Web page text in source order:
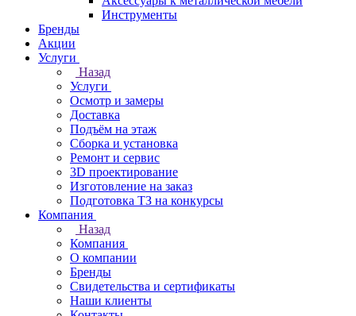
Инструменты
Бренды
Акции
Услуги
Назад
Услуги
Осмотр и замеры
Доставка
Подъём на этаж
Сборка и установка
Ремонт и сервис
3D проектирование
Изготовление на заказ
Подготовка ТЗ на конкурсы
Компания
Назад
Компания
О компании
Бренды
Свидетельства и сертификаты
Наши клиенты